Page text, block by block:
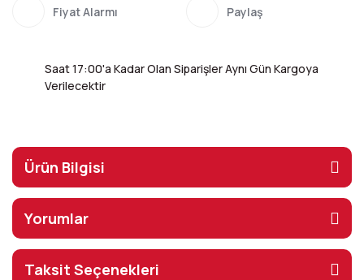
Fiyat Alarmı Paylaş
Saat 17:00'a Kadar Olan Siparişler Aynı Gün Kargoya
Verilecektir
Ürün Bilgisi
Yorumlar
Taksit Seçenekleri